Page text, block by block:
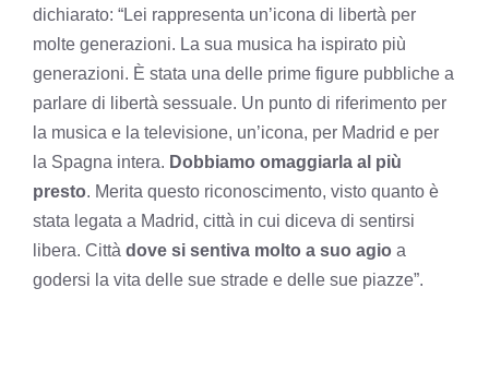
dichiarato: “Lei rappresenta un’icona di libertà per
molte generazioni. La sua musica ha ispirato più
generazioni. È stata una delle prime figure pubbliche a
parlare di libertà sessuale. Un punto di riferimento per
la musica e la televisione, un’icona, per Madrid e per
la Spagna intera. Dobbiamo omaggiarla al più
presto. Merita questo riconoscimento, visto quanto è
stata legata a Madrid, città in cui diceva di sentirsi
libera. Città dove si sentiva molto a suo agio a
godersi la vita delle sue strade e delle sue piazze”.